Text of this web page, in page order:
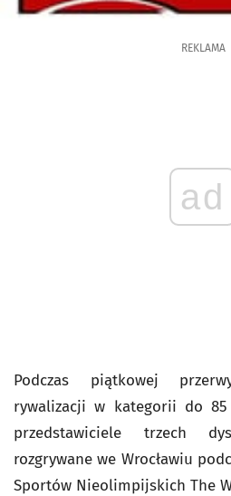
REKLAMA
ad
Podczas piątkowej
rywalizacji w kategorii do
przedstawiciele trzech
rozgrywane we Wrocławiu
Sportów Nieolimpijskich The